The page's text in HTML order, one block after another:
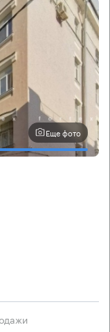
Еще фото